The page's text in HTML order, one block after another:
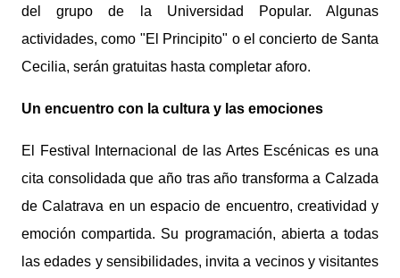
del grupo de la Universidad Popular. Algunas
actividades, como "El Principito" o el concierto de Santa
Cecilia, serán gratuitas hasta completar aforo.
Un encuentro con la cultura y las emociones
El Festival Internacional de las Artes Escénicas es una
cita consolidada que año tras año transforma a Calzada
de Calatrava en un espacio de encuentro, creatividad y
emoción compartida. Su programación, abierta a todas
las edades y sensibilidades, invita a vecinos y visitantes